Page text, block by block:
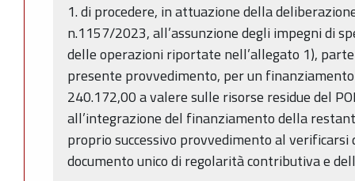
1. di procedere, in attuazione della
n.1157/2023, all’assunzione degli impegni di
delle operazioni riportate nell’allegato 1),
presente provvedimento, per un
240.172,00 a valere sulle risorse residue del
all’integrazione del finanziamento della
proprio successivo provvedimento al
documento unico di regolarità contributiva e